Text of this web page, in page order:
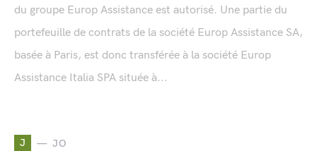
du groupe Europ Assistance est autorisé. Une partie du
portefeuille de contrats de la société Europ Assistance SA,
basée à Paris, est donc transférée à la société Europ
Assistance Italia SPA située à...
J JO